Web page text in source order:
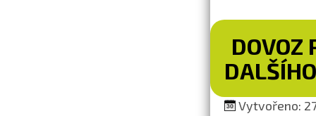
DOVOZ
Vytvořeno: